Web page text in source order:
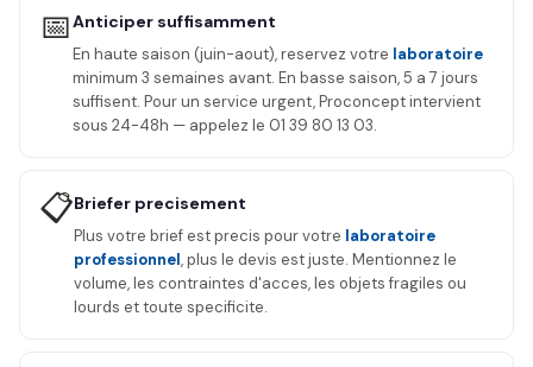
📅Anticiper suffisamment
En haute saison (juin-aout), reservez votre laboratoire
minimum 3 semaines avant. En basse saison, 5 a 7 jours
suffisent. Pour un service urgent, Proconcept intervient
sous 24-48h — appelez le 01 39 80 13 03.
📋Briefer precisement
Plus votre brief est precis pour votre laboratoire
professionnel, plus le devis est juste. Mentionnez le
volume, les contraintes d'acces, les objets fragiles ou
lourds et toute specificite.